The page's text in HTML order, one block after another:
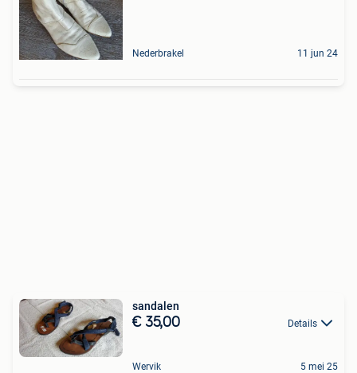
Nederbrakel 11 jun 24
sandalen
€ 35,00 Details
Wervik 5 mei 25